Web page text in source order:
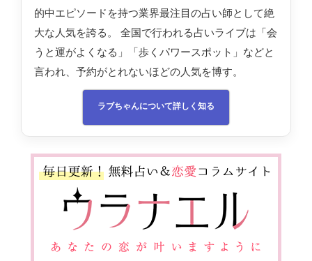
的中エピソードを持つ業界最注目の占い師として絶
大な人気を誇る。 全国で行われる占いライブは「会
うと運がよくなる」「歩くパワースポット」などと
言われ、予約がとれないほどの人気を博す。
ラブちゃんについて詳しく知る